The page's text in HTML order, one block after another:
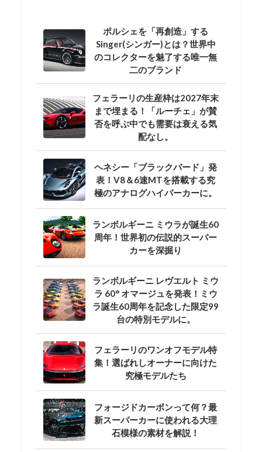
ポルシェを「再創造」する
Singer(シンガー)とは？世界中
のコレクターを魅了する唯一無
二のブランド
フェラーリの生産枠は2027年末
まで埋まる！「ルーチェ」が賛
否を呼ぶ中でも需要は衰える気
配なし。
ヘネシー「ブラックバード」発
表！V8＆6速MTを搭載する究
極のアナログハイパーカーに。
ランボルギーニ ミウラが誕生60
周年！世界初の伝説的スーパー
カーを深掘り
ランボルギーニ レヴエルト ミウ
ラ 60° オマージュを発表！ミウ
ラ誕生60周年を記念した限定99
台の特別モデルに。
フェラーリのワンオフモデル特
集！選ばれしオーナーに向けた
究極モデルたち
フォージドカーボンって何？最
新スーパーカーに使われる大理
石模様の素材を解説！